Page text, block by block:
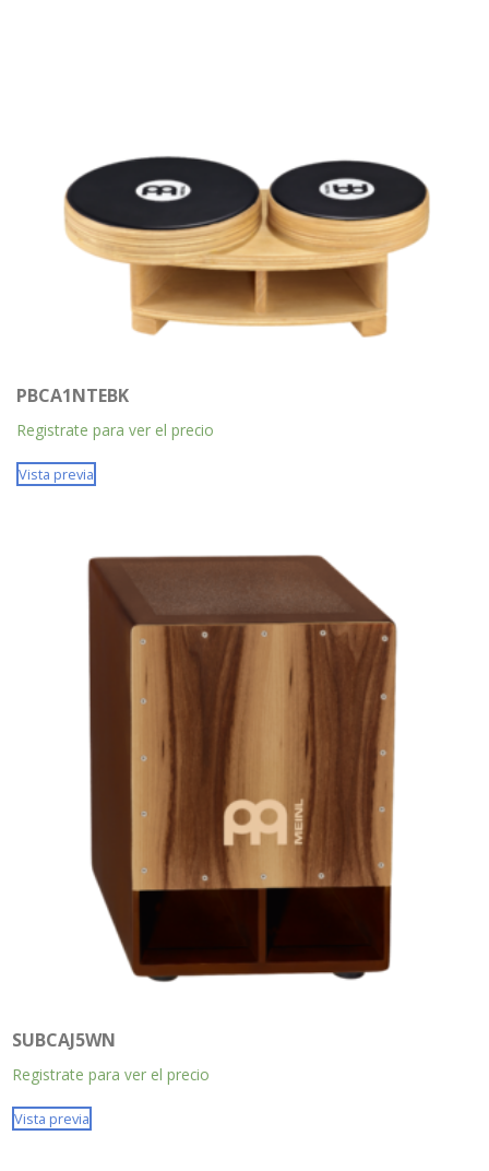
PBCA1NTEBK
Registrate para ver el precio
Vista previa
SUBCAJ5WN
Registrate para ver el precio
Vista previa